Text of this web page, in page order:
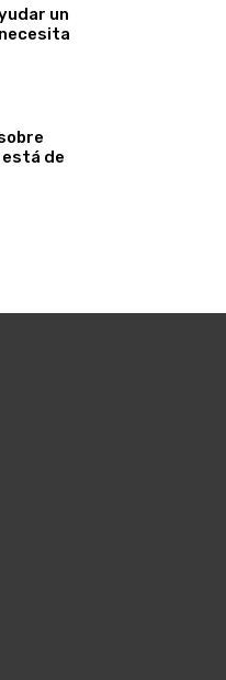
un
de